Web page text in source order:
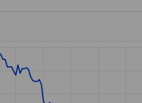
with 293 data points.
has 1 X axis displaying